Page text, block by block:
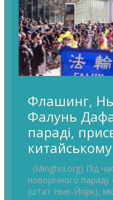
Флашинг,
Фалунь
параді,
(Minghui.org) Під
новорічного
(штат Нью-Йорк),